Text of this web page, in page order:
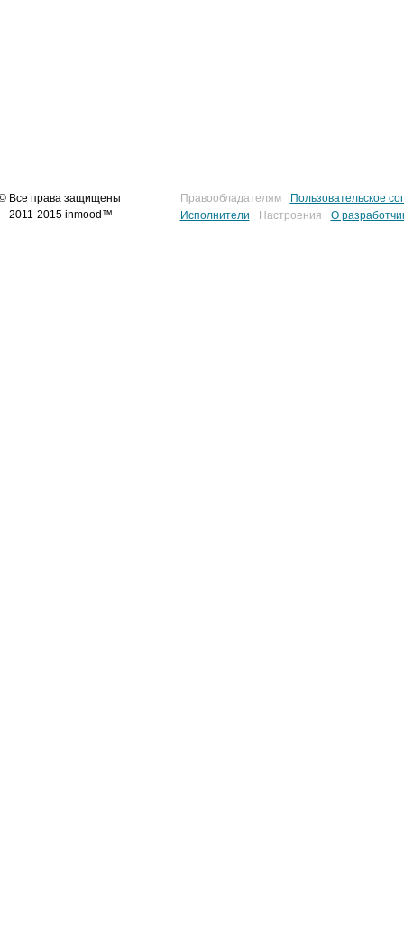
Все права защищены
2011-2015 inmood™
Правообладателям
Пользовательское
Исполнители
Настроения О